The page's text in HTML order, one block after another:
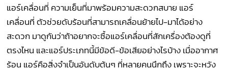
แอร์เคลื่อนที่ ความเย็นที่มาพร้อมความสะดวกสบาย แอร์
เคลื่อนที่ ตัวช่วยดับร้อนที่สามารถเคลื่อนย้ายไป-มาได้อย่าง
สะดวก มาดูกันว่าถ้าอยากจะซื้อแอร์เคลื่อนที่สักเครื่องต้องดูที่
ตรงไหน และแอร์ประเภทนี้มีข้อดี-ข้อเสียอย่างไรบ้าง เมื่ออากาศ
ร้อน แอร์คือสิ่งจำเป็นอันดับต้นๆ ที่หลายคนนึกถึง เพราะจะหวัง